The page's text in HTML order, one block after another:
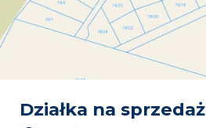
Działka na sprzedaż